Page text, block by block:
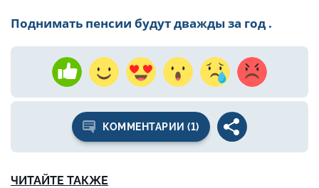
Поднимать пенсии будут дважды за год .
КОММЕНТАРИИ (1)
ЧИТАЙТЕ ТАКЖЕ